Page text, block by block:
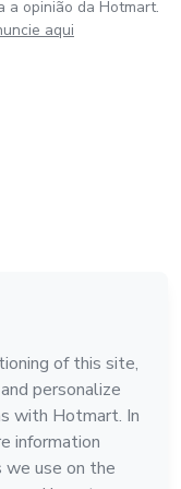
a opinião da Hotmart.
aqui